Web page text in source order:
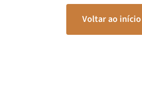
Voltar ao início